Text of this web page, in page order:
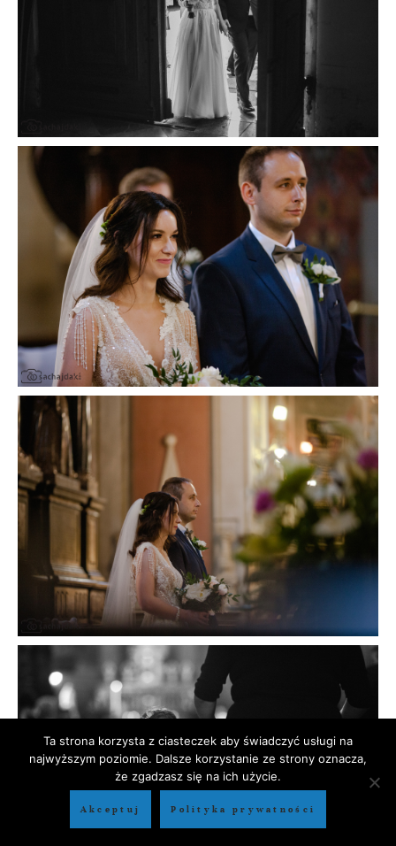
Ta strona korzysta z ciasteczek aby świadczyć usługi na
najwyższym poziomie. Dalsze korzystanie ze strony oznacza,
że zgadzasz się na ich użycie.
Akceptuj Polityka prywatności